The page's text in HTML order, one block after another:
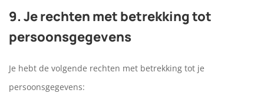
9. Je rechten met betrekking tot
persoonsgegevens
Je hebt de volgende rechten met betrekking tot je
persoonsgegevens: